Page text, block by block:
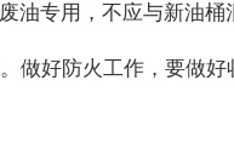
油专用，不应与新油桶
做好防火工作，要做好